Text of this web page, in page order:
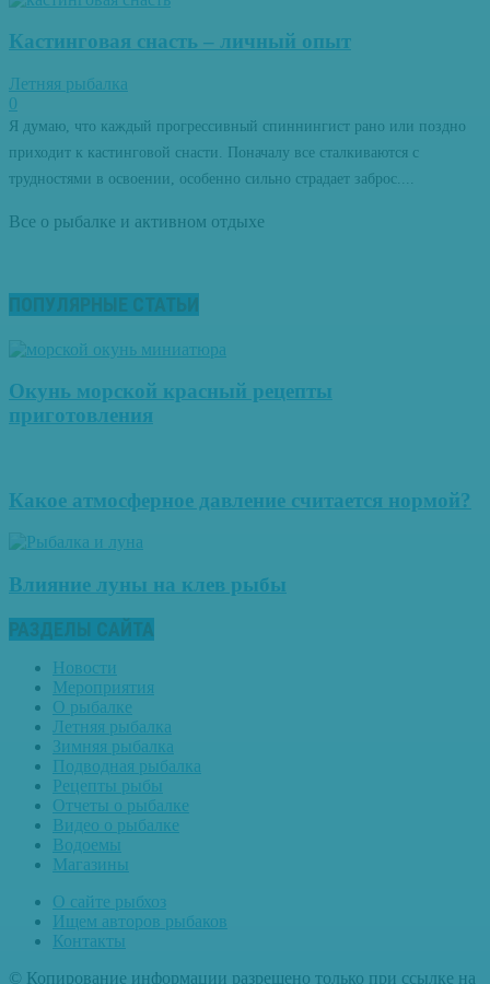
Кастинговая снасть – личный опыт
Летняя рыбалка
0
Я думаю, что каждый прогрессивный спиннингист рано или поздно
приходит к кастинговой снасти. Поначалу все сталкиваются с
трудностями в освоении, особенно сильно страдает заброс....
Все о рыбалке и активном отдыхе
ПОПУЛЯРНЫЕ СТАТЬИ
Окунь морской красный рецепты
приготовления
Какое атмосферное давление считается нормой?
Влияние луны на клев рыбы
РАЗДЕЛЫ САЙТА
Новости
Мероприятия
О рыбалке
Летняя рыбалка
Зимняя рыбалка
Подводная рыбалка
Рецепты рыбы
Отчеты о рыбалке
Видео о рыбалке
Водоемы
Магазины
О сайте рыбхоз
Ищем авторов рыбаков
Контакты
© Копирование информации разрешено только при ссылке на